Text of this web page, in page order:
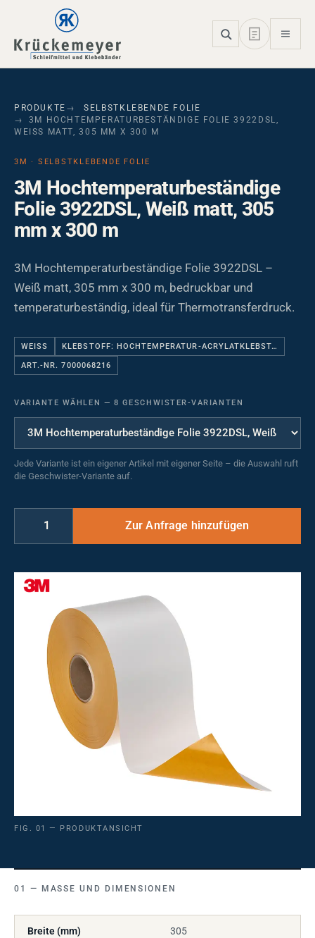
Skip to main navigation
Skip to main content
Skip to page footer
PRODUKTE
SELBSTKLEBENDE FOLIE
3M HOCHTEMPERATURBESTÄNDIGE FOLIE 3922DSL,
WEISS MATT, 305 MM X 300 M
3M · SELBSTKLEBENDE FOLIE
3M Hochtemperaturbeständige
Folie 3922DSL, Weiß matt, 305
mm x 300 m
3M Hochtemperaturbeständige Folie 3922DSL –
Weiß matt, 305 mm x 300 m, bedruckbar und
temperaturbeständig, ideal für Thermotransferdruck.
WEISS KLEBSTOFF: HOCHTEMPERATUR-ACRYLATKLEBST…
ART.-NR. 7000068216
VARIANTE WÄHLEN — 8 GESCHWISTER-VARIANTEN
Jede Variante ist ein eigener Artikel mit eigener Seite – die Auswahl ruft
die Geschwister-Variante auf.
FIG. 01 — PRODUKTANSICHT
MASSE UND DIMENSIONEN
Breite (mm) 305